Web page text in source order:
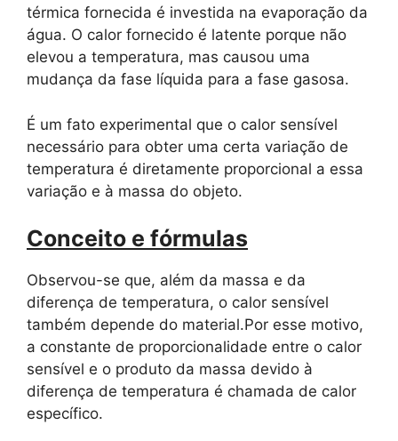
térmica fornecida é investida na evaporação da
água. O calor fornecido é latente porque não
elevou a temperatura, mas causou uma
mudança da fase líquida para a fase gasosa.
É um fato experimental que o calor sensível
necessário para obter uma certa variação de
temperatura é diretamente proporcional a essa
variação e à massa do objeto.
Conceito e fórmulas
Observou-se que, além da massa e da
diferença de temperatura, o calor sensível
também depende do material.Por esse motivo,
a constante de proporcionalidade entre o calor
sensível e o produto da massa devido à
diferença de temperatura é chamada de calor
específico.